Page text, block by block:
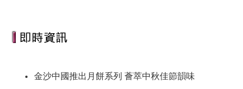
金沙中國推出月餅系列 薈萃中秋佳節韻味